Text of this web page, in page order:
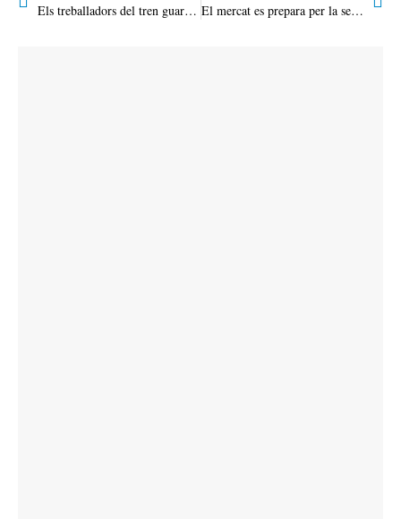
Els treballadors del tren guarden un minut de silenci per les víctimes d’Adamuz El mercat es prepara per la seva reforma més important